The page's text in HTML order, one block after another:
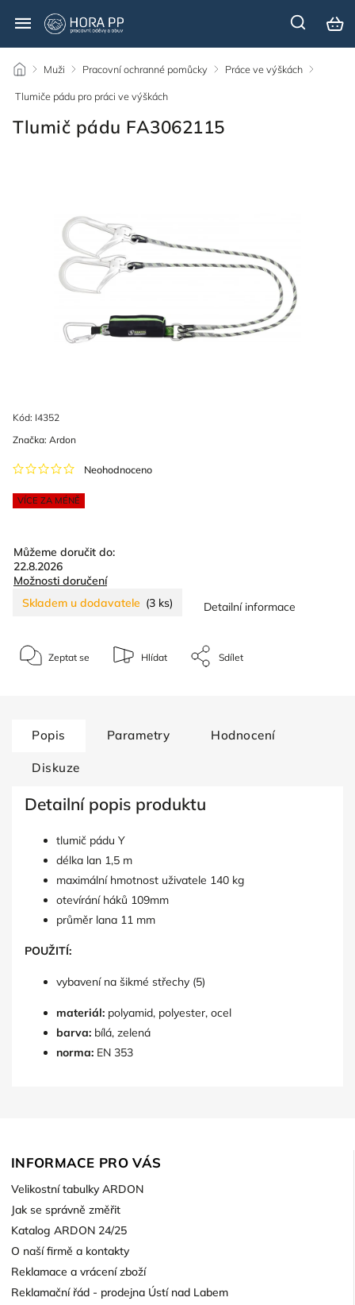
/ Muži / Pracovní ochranné pomůcky / Práce ve výškách /
Tlumiče pádu pro práci ve výškách
Tlumič pádu FA3062115
Kód: I4352
VÍCE ZA MÉNĚ
Neohodnoceno
Značka: Ardon
Můžeme doručit do:
22.8.2026
Možnosti doručení
Skladem u dodavatele (3 ks) Detailní informace
Zeptat se Hlídat Sdílet
Popis Parametry Hodnocení
Diskuze
Detailní popis produktu
tlumič pádu Y
délka lan 1,5 m
maximální hmotnost uživatele 140 kg
otevírání háků 109mm
průměr lana 11 mm
POUŽITÍ:
vybavení na šikmé střechy (5)
materiál: polyamid, polyester, ocel
barva: bílá, zelená
norma: EN 353
INFORMACE PRO VÁS
Velikostní tabulky ARDON
Jak se správně změřit
Katalog ARDON 24/25
O naší firmě a kontakty
Reklamace a vrácení zboží
Reklamační řád - prodejna Ústí nad Labem